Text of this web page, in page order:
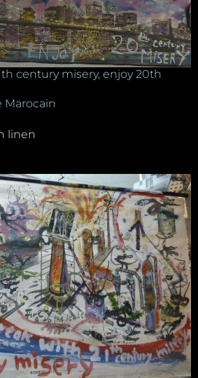
century misery, enjoy 20th
Marocain
linen